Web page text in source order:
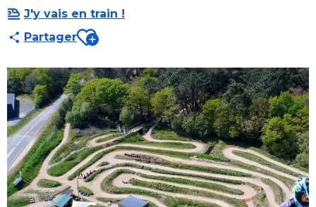
J'y vais en train !
PartagerAjouter aux favoris